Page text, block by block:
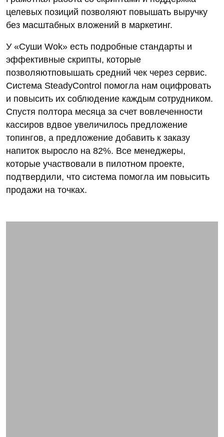
целевых позиций позволяют повышать выручку
без масштабных вложений в маркетинг.
У «Суши Wok» есть подробные стандарты и
эффективные скрипты, которые
позволяютповышать средний чек через сервис.
Система SteadyControl помогла нам оцифровать
и повысить их соблюдение каждым сотрудником.
Спустя полтора месяца за счет вовлеченности
кассиров вдвое увеличилось предложение
топингов, а предложение добавить к заказу
напиток выросло на 82%. Все менеджеры,
которые участвовали в пилотном проекте,
подтвердили, что система помогла им повысить
продажи на точках.